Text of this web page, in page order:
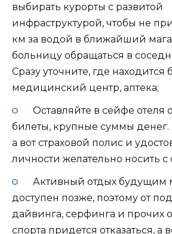
выбирать курорты с развитой
инфраструктурой, чтобы не
км за водой в ближайший
больницу обращаться в
Сразу уточните, где
медицинский центр, аптека;
Оставляйте в сейфе отеля
билеты, крупные суммы денег.
а вот страховой полис и
личности желательно носить с
Активный отдых будущим
доступен позже, поэтому от
дайвинга, серфинга и прочих
спорта придется отказаться, а